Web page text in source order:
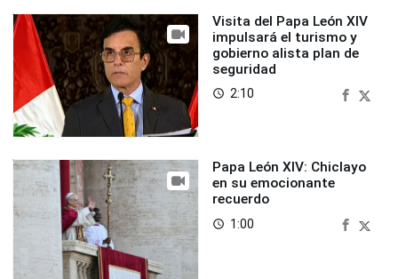
Visita del Papa León XIV
impulsará el turismo y
gobierno alista plan de
seguridad
access_time 2:10
Papa León XIV: Chiclayo
en su emocionante
recuerdo
access_time 1:00